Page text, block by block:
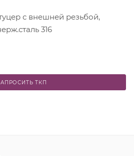
с внешней резьбой,
316
ТКП